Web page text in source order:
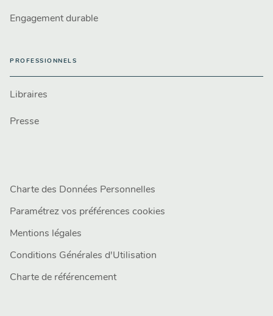
Engagement durable
PROFESSIONNELS
Libraires
Presse
Charte des Données Personnelles
Paramétrez vos préférences cookies
Mentions légales
Conditions Générales d'Utilisation
Charte de référencement